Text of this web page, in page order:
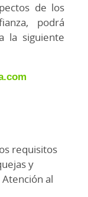
de los
podrá
la siguiente
requisitos
y
al